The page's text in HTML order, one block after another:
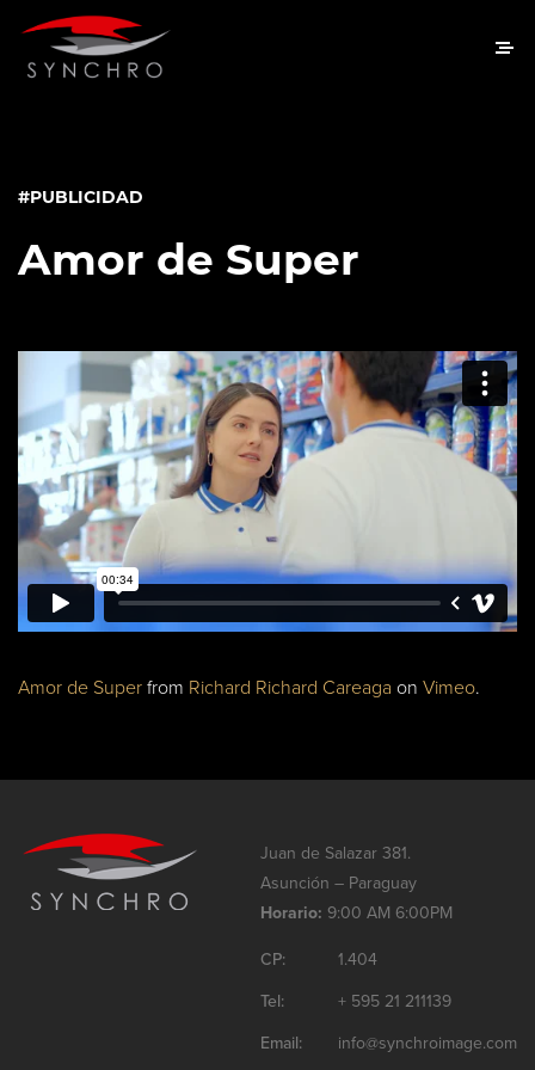
#PUBLICIDAD
Amor de Super
Amor de Super from Richard Richard Careaga on Vimeo.
Juan de Salazar 381.
Asunción – Paraguay
Horario: 9:00 AM 6:00PM
CP: 1.404
Tel: + 595 21 211139
Email: info@synchroimage.com